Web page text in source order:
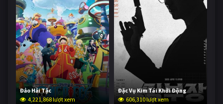
Đảo Hải Tặc
4,221,868 lượt xem
Đặc Vụ Kim Tái Khởi Động
606,310 lượt xem